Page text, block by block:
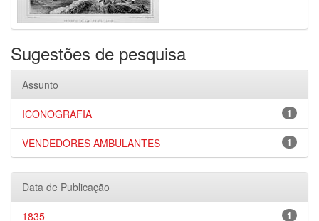
Sugestões de pesquisa
Assunto
1
ICONOGRAFIA
1
VENDEDORES AMBULANTES
Data de Publicação
1
1835